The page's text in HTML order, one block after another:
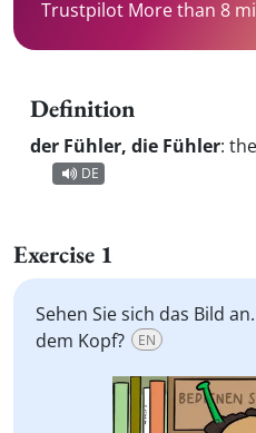
Trustpilot More than 8
Definition
der Fühler, die Fühler:
DE
Exercise 1
Sehen Sie sich das Bild
dem Kopf?
EN